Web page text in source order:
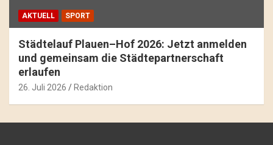
AKTUELL SPORT
Städtelauf Plauen–Hof 2026: Jetzt anmelden
und gemeinsam die Städtepartnerschaft
erlaufen
26. Juli 2026 Redaktion